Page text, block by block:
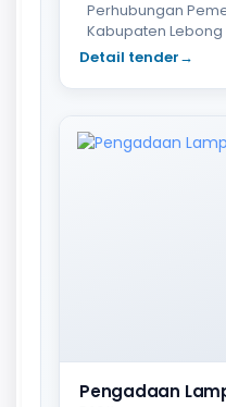
Perhubungan
Kabupaten Lebong
Detail tender→
Pengadaan